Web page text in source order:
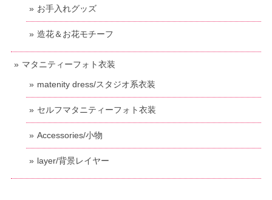
お手入れグッズ
造花＆お花モチーフ
マタニティーフォト衣装
matenity dress/スタジオ系衣装
セルフマタニティーフォト衣装
Accessories/小物
layer/背景レイヤー